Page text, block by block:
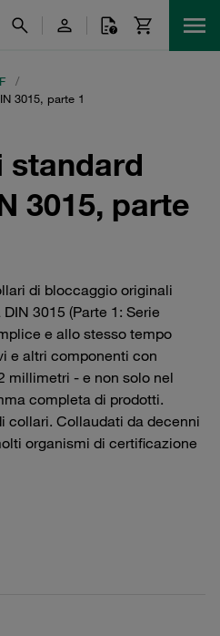
/
3015, parte 1
standard
3015, parte
di bloccaggio originali
3015 (Parte 1: Serie
e allo stesso tempo
e altri componenti con
millimetri - e non solo nel
completa di prodotti.
collari. Collaudati da decenni
organismi di certificazione